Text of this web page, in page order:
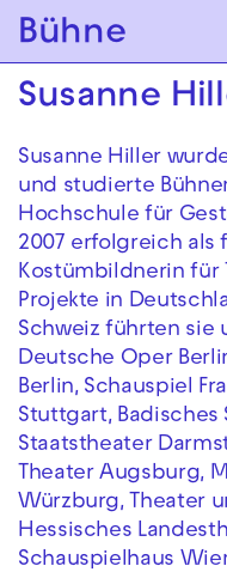
Zur Hauptnavigation
Zum Hauptinhalt
Bühne
Susanne
Susanne Hiller
und studierte
Hochschule für
2007 erfolgreich als
Kostümbildnerin für
Projekte in
Schweiz führten sie
Deutsche Oper
Berlin, Schauspiel
Stuttgart, Badisches
Staatstheater
Theater Augsburg,
Würzburg, Theater
Hessisches
Schauspielhaus